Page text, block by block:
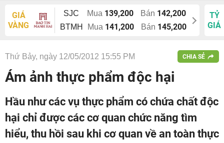
GIÁ
VÀNG
SJC Mua 139,200 Bán 142,200
BTMH Mua 141,200 Bán 145,200
TỶ
GIÁ
Thứ Bảy, ngày 12/05/2012 15:55 PM CHIA SẺ
Ám ảnh thực phẩm độc hại
Hầu như các vụ thực phẩm có chứa chất độc
hại chỉ được các cơ quan chức năng tìm
hiểu, thu hồi sau khi cơ quan về an toàn thực